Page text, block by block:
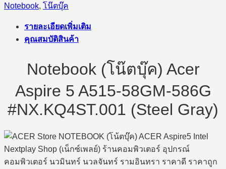
Notebook, โน๊ตบุ๊ค
รายละเอียดเพิ่มเติม
คุณสมบัติสินค้า
Notebook (โน๊ตบุ๊ค) Acer
Aspire 5 A515-58GM-586G
#NX.KQ4ST.001 (Steel Gray)